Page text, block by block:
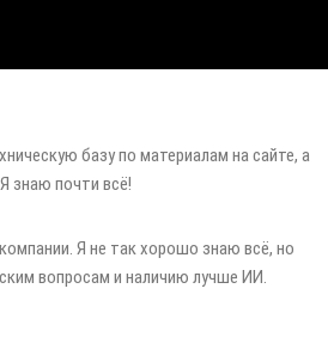
базу по материалам на сайте, а
знаю почти всё!
Я не так хорошо знаю всё, но
вопросам и наличию лучше ИИ.